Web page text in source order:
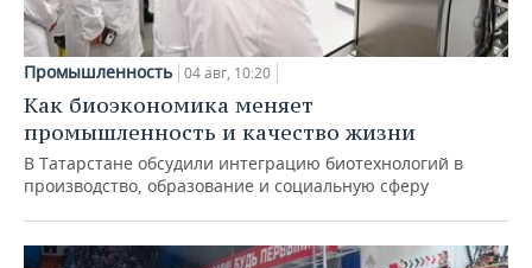
Промышленность 04 авг, 10:20
Как биоэкономика меняет
промышленность и качество жизни
В Татарстане обсудили интеграцию биотехнологий в
производство, образование и социальную сферу